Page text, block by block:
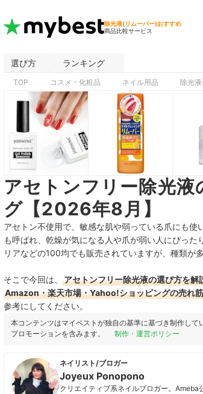
除光液(リムーバー)おすすめ
商品比較サービス
選び方 ランキング
TOP コスメ・化粧品 ネイル用品 除光
アセトンフリー除光
グ【2026年8月】
アセトン不使用で、敏感な肌や弱っている爪にも
も呼ばれ、乾燥が気になる人や爪が弱い人にぴっ
リアなどの100均でも販売されていますが、種類が
そこで今回は、 アセトンフリー除光液の選び方を解
Amazon・楽天市場・Yahoo!ショッピングの売れ
参考にしてください。
本コンテンツはマイベストが独自の基準に基づき制作して
プロモーションを含みます。
制作・運営ポリシー
ネイリスト/ブロガー
Joyeux Ponopono
クリエイティブ系ネイルブロガー。